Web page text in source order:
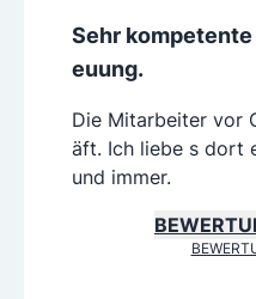
Sehr
euung.
Die Mitarbeiter vor
äft. Ich liebe s dort
und immer.